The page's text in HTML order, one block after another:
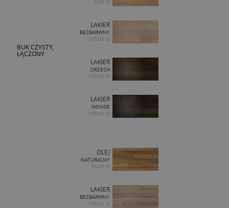
BUK CZYSTY,
ŁĄCZONY
0,00 zł
LAKIER
BEZBARWNY
100,00 zł
LAKIER
ORZECH
100,00 zł
LAKIER
WENGE
100,00 zł
OLEJ
NATURALNY
50,00 zł
LAKIER
BEZBARWNY
150,00 zł